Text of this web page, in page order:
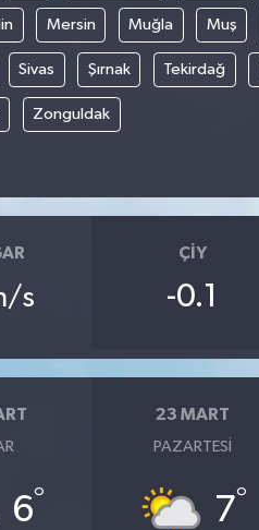
Mersin Muğla Muş
Sivas Şırnak Tekirdağ
Zonguldak
s
ÇIY
-0.1
6°
23 MART
PAZARTESI
7°